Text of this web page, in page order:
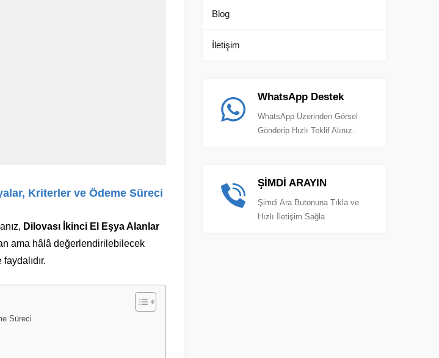
Kriterler ve Ödeme Süreci
Dilovası İkinci El Eşya Alanlar
ama hâlâ değerlendirilebilecek
Süreci
Blog
İletişim
WhatsApp Destek
WhatsApp Üzerinden Görsel
Gönderip Hızlı Teklif Alınız.
ŞİMDİ ARAYIN
Şimdi Ara Butonuna Tıkla ve
Hızlı İletişim Sağla